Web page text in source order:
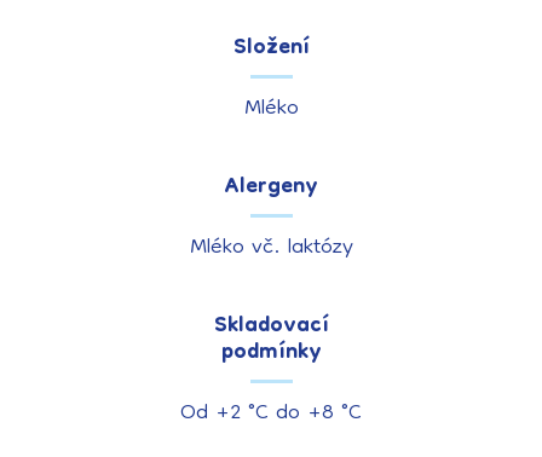
Složení
Mléko
Alergeny
Mléko vč. laktózy
Skladovací
podmínky
Od +2 °C do +8 °C